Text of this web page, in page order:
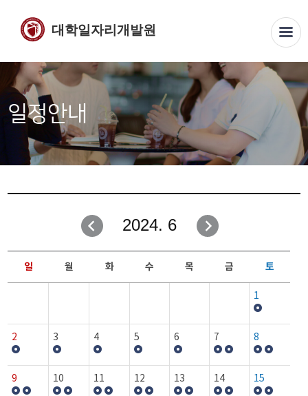
대학일자리개발원
일정안내
2024. 6
일 월 화 수 목 금 토
1
2 3 4 5 6 7 8
9 10 11 12 13 14 15